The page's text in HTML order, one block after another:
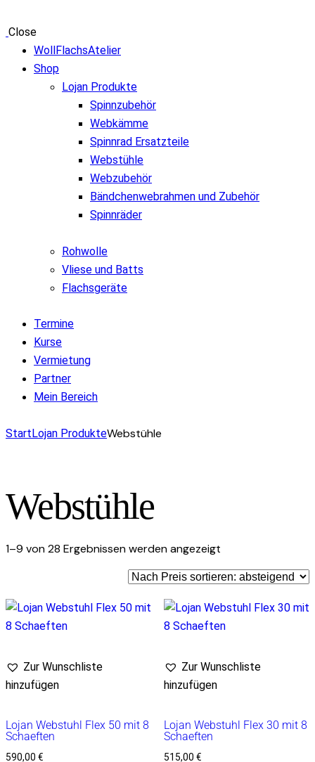
Close
WollFlachsAtelier
Shop
Lojan Produkte
Spinnzubehör
Webkämme
Spinnrad Ersatzteile
Webstühle
Webzubehör
Bändchenwebrahmen und Zubehör
Spinnräder
Rohwolle
Vliese und Batts
Flachsgeräte
Termine
Kurse
Vermietung
Partner
Mein Bereich
facebook-
instagram
mail-
StartLojan ProdukteWebstühle
Webstühle
1–9 von 28 Ergebnissen werden angezeigt
Preis
sortiert:
absteigend
Zur Wunschliste
hinzufügen
Lojan Webstuhl Flex 50 mit 8
Schaeften
590,00 €
Zur Wunschliste
hinzufügen
Lojan Webstuhl Flex 30 mit 8
Schaeften
515,00 €